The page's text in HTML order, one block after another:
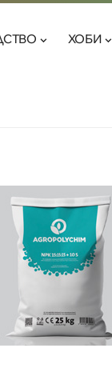
ХОБИ